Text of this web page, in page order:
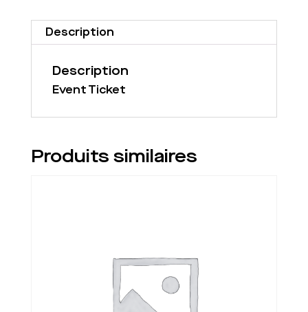
Description
Description
Event Ticket
Produits similaires